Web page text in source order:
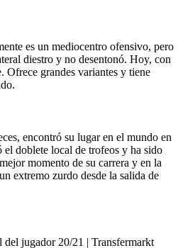
es un mediocentro ofensivo, pero
diestro y no desentonó. Hoy, con
Ofrece grandes variantes y tiene
encontró su lugar en el mundo en
doblete local de trofeos y ha sido
momento de su carrera y en la
extremo zurdo desde la salida de